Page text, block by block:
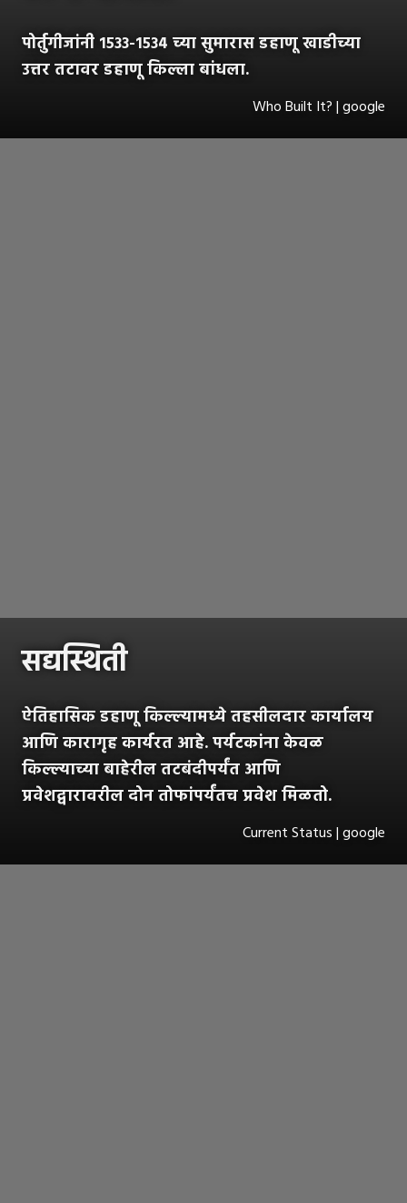
पोर्तुगीजांनी १५३३-१५३४ च्या सुमारास डहाणू खाडीच्या
उत्तर तटावर डहाणू किल्ला बांधला.
Who Built It? | google
सद्यस्थिती
ऐतिहासिक डहाणू किल्ल्यामध्ये तहसीलदार कार्यालय
आणि कारागृह कार्यरत आहे. पर्यटकांना केवळ
किल्ल्याच्या बाहेरील तटबंदीपर्यंत आणि
प्रवेशद्वारावरील दोन तोफांपर्यंतच प्रवेश मिळतो.
Current Status | google